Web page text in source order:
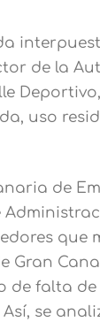
de la
uso
de
que
Gran
de falta
se